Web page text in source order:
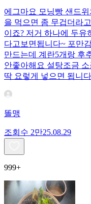
에그마요 모닝빵 샌드
을 먹으면 좀 무겁더라
이죠? 저거 하나에 두유
다고보면됩니다~ 포만
만드는데 계란5개랑 후
안좋아해요 설탕조금
딱 요렇게 넣으면 됩니
똘맹
조회수 2만25.08.29
999+